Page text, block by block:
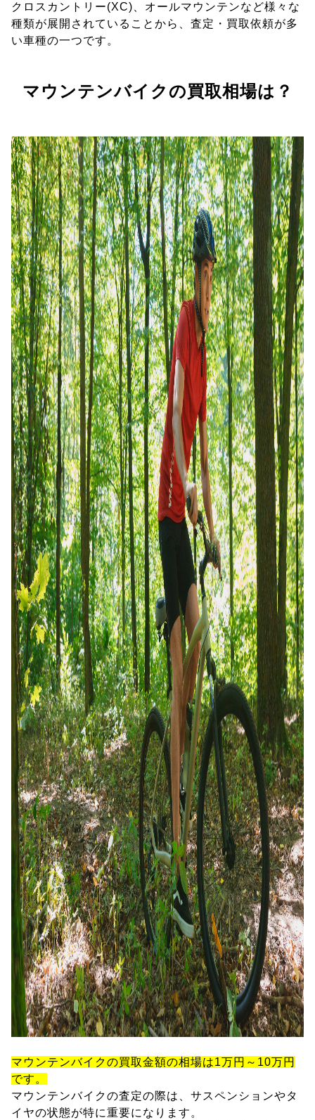
クロスカントリー(XC)、オールマウンテンなど様々な
種類が展開されていることから、査定・買取依頼が多
い車種の一つです。
マウンテンバイクの買取相場は？
マウンテンバイクの買取金額の相場は1万円～10万円
です。
マウンテンバイクの査定の際は、サスペンションやタ
イヤの状態が特に重要になります。